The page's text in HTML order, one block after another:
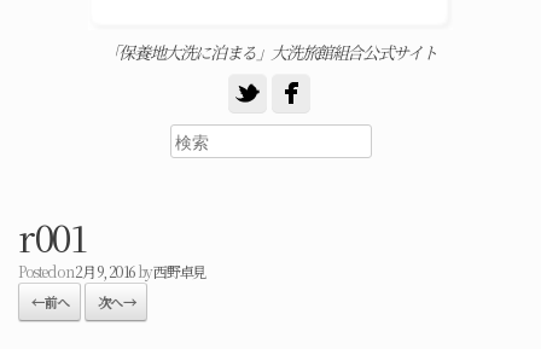
「保養地大洗に泊まる」大洗旅館組合公式サイト
r001
Posted on2月 9, 2016by西野卓見
← 前へ 次へ →